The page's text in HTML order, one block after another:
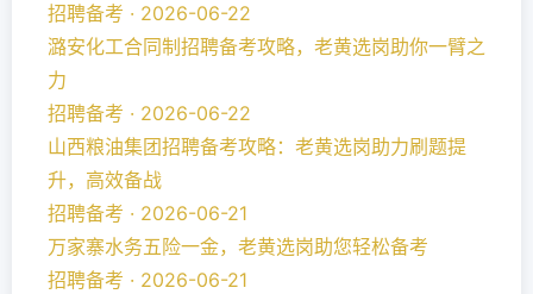
招聘备考 · 2026-06-22
潞安化工合同制招聘备考攻略，老黄选岗助你一臂之
力
招聘备考 · 2026-06-22
山西粮油集团招聘备考攻略：老黄选岗助力刷题提
升，高效备战
招聘备考 · 2026-06-21
万家寨水务五险一金，老黄选岗助您轻松备考
招聘备考 · 2026-06-21